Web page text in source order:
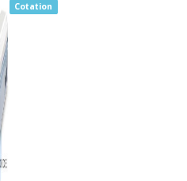
Cotation